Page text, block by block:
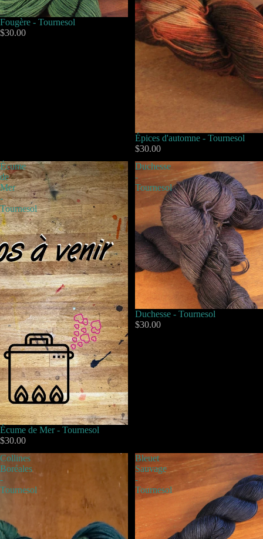
Fougère - Tournesol
$30.00
Épices d'automne - Tournesol
$30.00
Écume
de
Mer
-
Tournesol
Écume de Mer - Tournesol
$30.00
Duchesse
-
Tournesol
Duchesse - Tournesol
$30.00
Collines
Boréales
-
Tournesol
Bleuet
Sauvage
-
Tournesol